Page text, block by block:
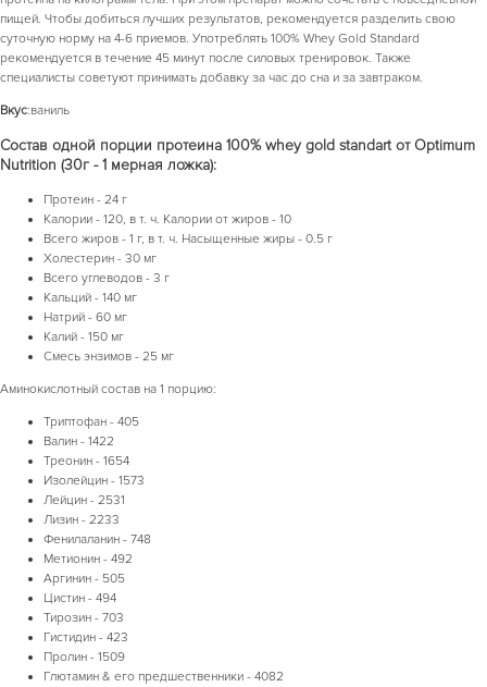
пищей. Чтобы добиться лучших результатов, рекомендуется разделить свою
суточную норму на 4-6 приемов. Употреблять 100% Whey Gold Standard
рекомендуется в течение 45 минут после силовых тренировок. Также
специалисты советуют принимать добавку за час до сна и за завтраком.
Вкус:ваниль
Состав одной порции протеина 100% whey gold standart от Optimum
Nutrition (30г - 1 мерная ложка):
Протеин - 24 г
Калории - 120, в т. ч. Калории от жиров - 10
Всего жиров - 1 г, в т. ч. Насыщенные жиры - 0.5 г
Холестерин - 30 мг
Всего углеводов - 3 г
Кальций - 140 мг
Натрий - 60 мг
Калий - 150 мг
Смесь энзимов - 25 мг
Аминокислотный состав на 1 порцию:
Триптофан - 405
Валин - 1422
Треонин - 1654
Изолейцин - 1573
Лейцин - 2531
Лизин - 2233
Фенилаланин - 748
Метионин - 492
Аргинин - 505
Цистин - 494
Тирозин - 703
Гистидин - 423
Пролин - 1509
Глютамин & его предшественники - 4082